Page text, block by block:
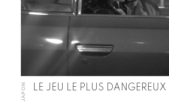
JAPON LE JEU LE PLUS DANGEREUX